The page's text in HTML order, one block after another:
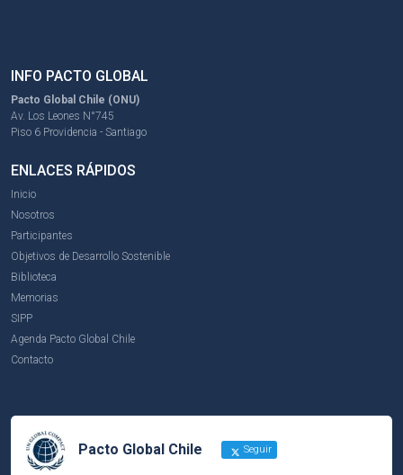
INFO PACTO GLOBAL
Pacto Global Chile (ONU)
Av. Los Leones N°745
Piso 6 Providencia - Santiago
ENLACES RÁPIDOS
Inicio
Nosotros
Participantes
Objetivos de Desarrollo Sostenible
Biblioteca
Memorias
SIPP
Agenda Pacto Global Chile
Contacto
Pacto Global Chile Seguir